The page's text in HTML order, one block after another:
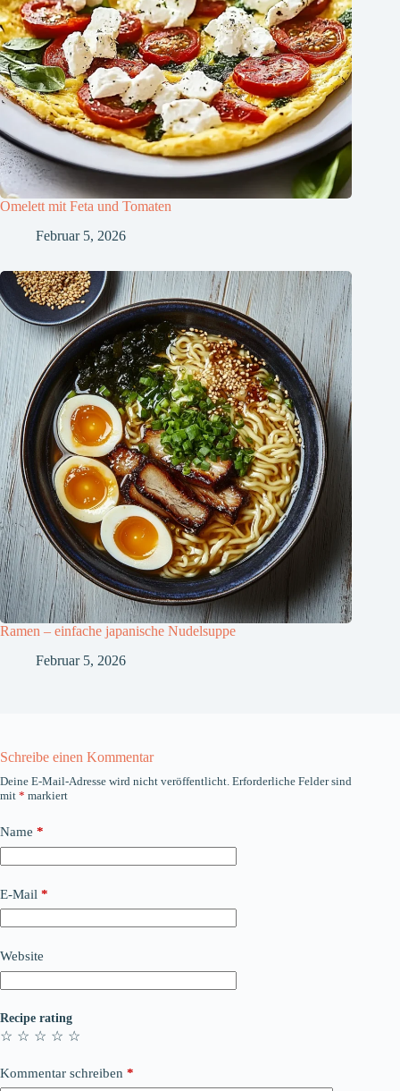
Omelett mit Feta und Tomaten
Februar 5, 2026
Ramen – einfache japanische Nudelsuppe
Februar 5, 2026
Schreibe einen Kommentar
Deine E-Mail-Adresse wird nicht veröffentlicht. Erforderliche Felder sind
mit * markiert
Name *
E-Mail *
Website
Recipe rating
☆
☆
☆
☆
☆
Kommentar schreiben *